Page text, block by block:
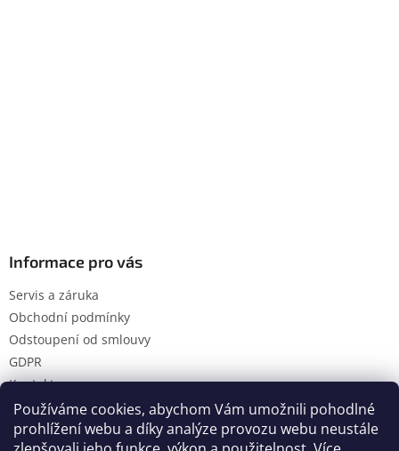
Používáme cookies, abychom Vám umožnili pohodlné
prohlížení webu a díky analýze provozu webu neustále
Informace pro vás
Servis a záruka
Obchodní podmínky
Odstoupení od smlouvy
GDPR
Kontakty